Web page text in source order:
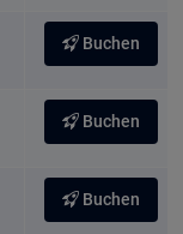
Buchen
Buchen
Buchen